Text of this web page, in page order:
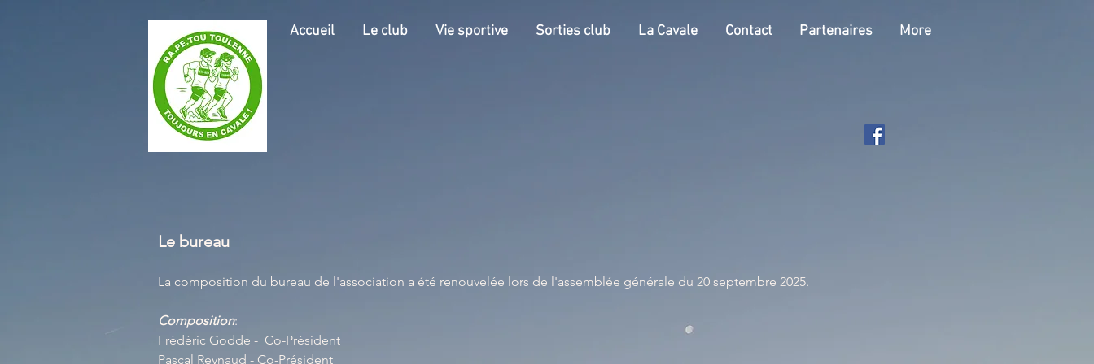
Accueil Le club Vie sportive Sorties club La Cavale Contact Partenaires More
Le bureau
La composition du bureau de l'association a été renouvelée lors de l'assemblée générale du 20 septembre 2025.
Composition:
Frédéric Godde - Co-Président
Pascal Reynaud - Co-Président